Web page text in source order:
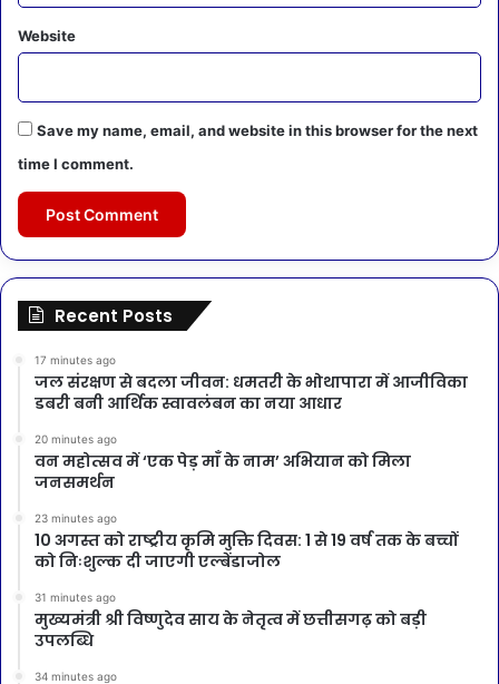
Website
Save my name, email, and website in this browser for the next
time I comment.
Recent Posts
17 minutes ago
जल संरक्षण से बदला जीवन: धमतरी के भोथापारा में आजीविका
डबरी बनी आर्थिक स्वावलंबन का नया आधार
20 minutes ago
वन महोत्सव में ‘एक पेड़ माँ के नाम’ अभियान को मिला
जनसमर्थन
23 minutes ago
10 अगस्त को राष्ट्रीय कृमि मुक्ति दिवस: 1 से 19 वर्ष तक के बच्चों
को निःशुल्क दी जाएगी एल्बेंडाजोल
31 minutes ago
मुख्यमंत्री श्री विष्णुदेव साय के नेतृत्व में छत्तीसगढ़ को बड़ी
उपलब्धि
34 minutes ago